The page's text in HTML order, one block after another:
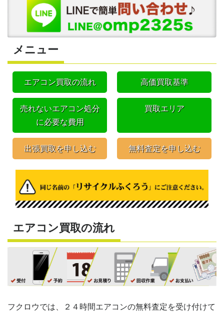
メニュー
エアコン買取の流れ 高価買取基準
売れないエアコン処分
に必要な費用
買取エリア
出張買取を申し込む 無料査定を申し込む
エアコン買取の流れ
フクロウでは、２４時間エアコンの無料査定を受け付けて